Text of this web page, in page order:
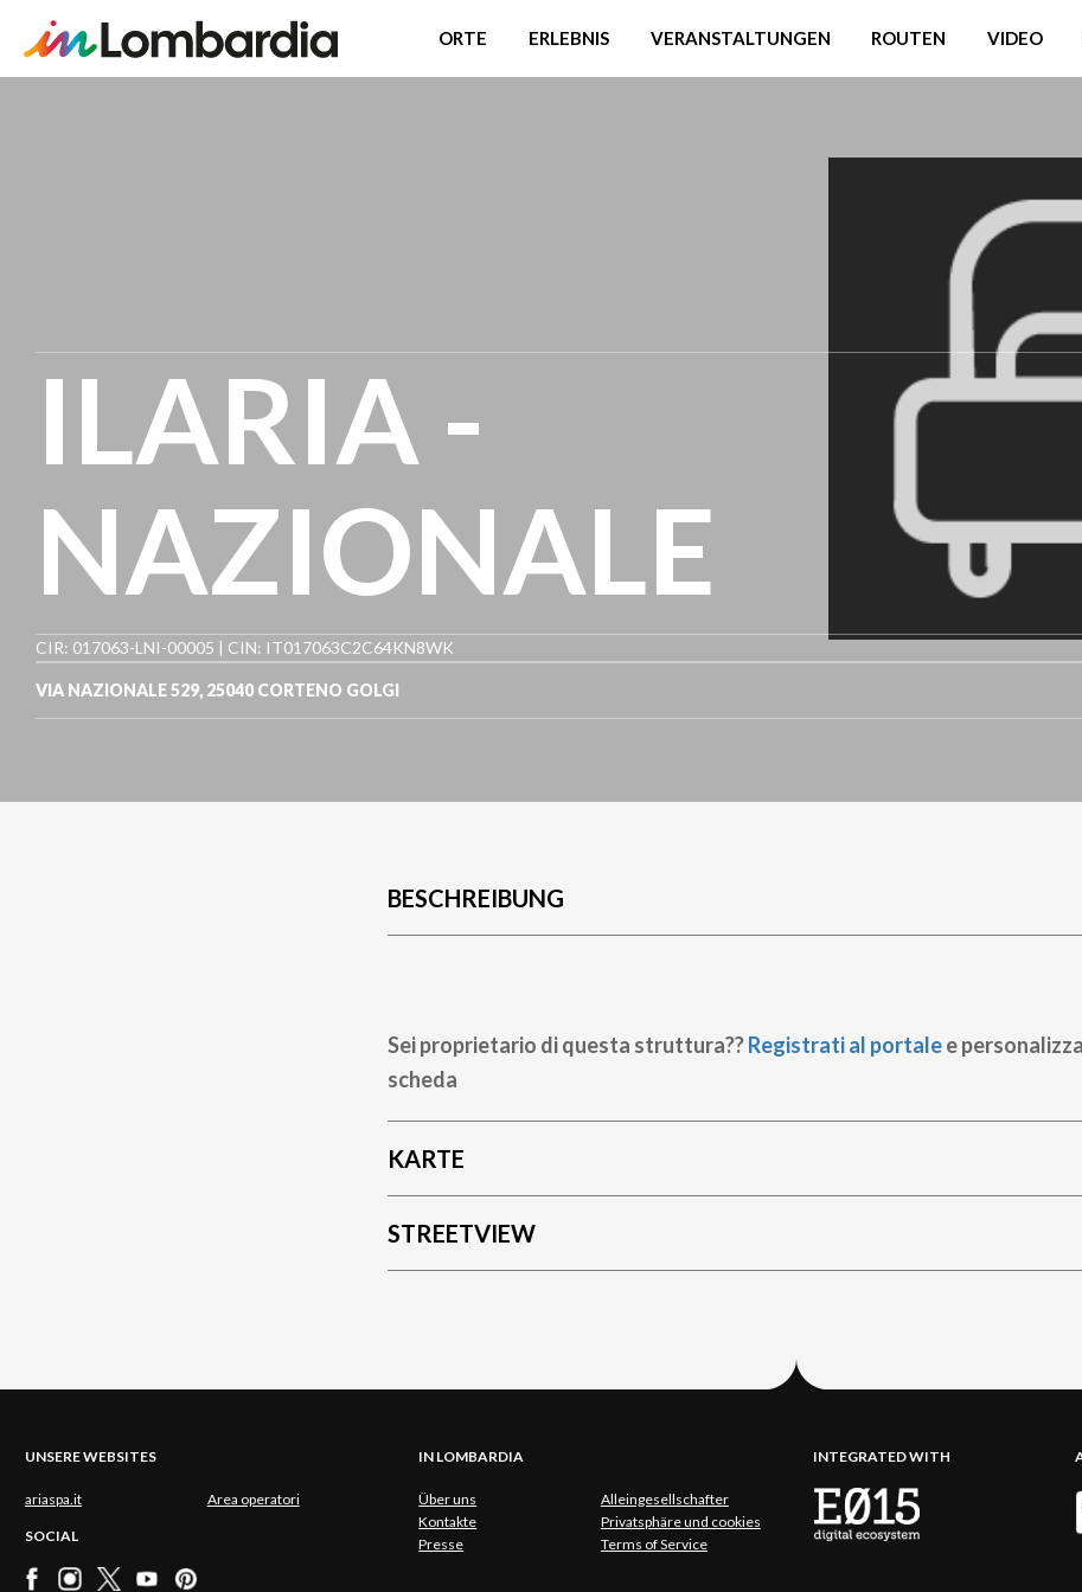
ORTE ERLEBNIS VERANSTALTUNGEN ROUTEN VIDEO
ILARIA -
NAZIONALE
CIR: 017063-LNI-00005 | CIN: IT017063C2C64KN8WK
VIA NAZIONALE 529, 25040 CORTENO GOLGI
BESCHREIBUNG
Sei proprietario di questa struttura??Registrati al portalee
scheda
KARTE
STREETVIEW
UNSERE WEBSITES
ariaspa.it Area operatori
SOCIAL
IN LOMBARDIA
Über uns
Alleingesellschafter
Kontakte
Privatsphäre und cookies
Presse
Terms of Service
INTEGRATED WITH